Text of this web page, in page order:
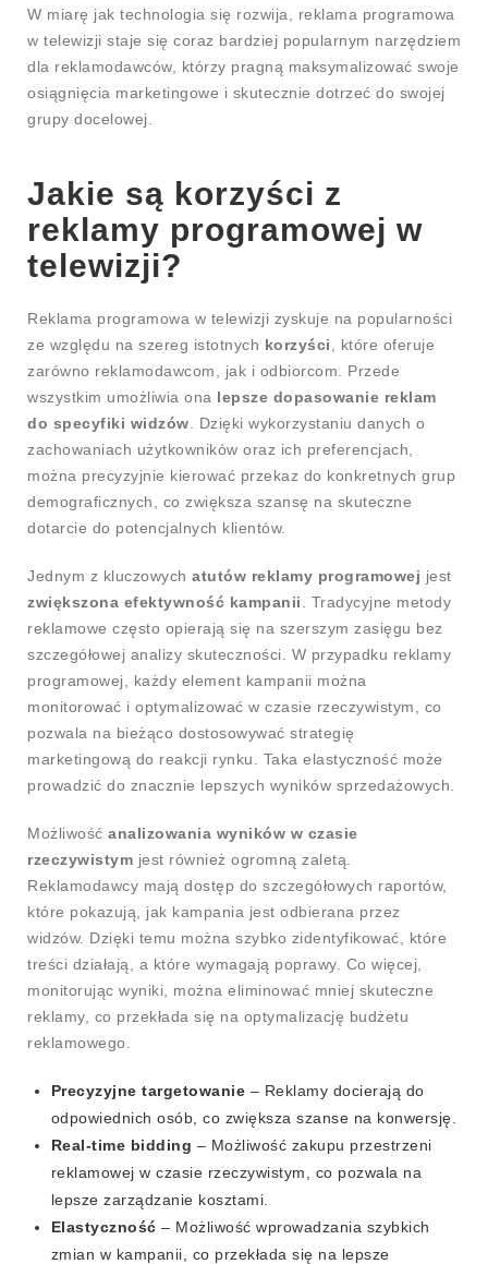
W miarę jak technologia się rozwija, reklama programowa
w telewizji staje się coraz bardziej popularnym narzędziem
dla reklamodawców, którzy pragną maksymalizować swoje
osiągnięcia marketingowe i skutecznie dotrzeć do swojej
grupy docelowej.
Jakie są korzyści z
reklamy programowej w
telewizji?
Reklama programowa w telewizji zyskuje na popularności
ze względu na szereg istotnych korzyści , które oferuje
zarówno reklamodawcom, jak i odbiorcom. Przede
wszystkim umożliwia ona lepsze dopasowanie reklam
do specyfiki widzów . Dzięki wykorzystaniu danych o
zachowaniach użytkowników oraz ich preferencjach,
można precyzyjnie kierować przekaz do konkretnych grup
demograficznych, co zwiększa szansę na skuteczne
dotarcie do potencjalnych klientów.
Jednym z kluczowych atutów reklamy programowej jest
zwiększona efektywność kampanii . Tradycyjne metody
reklamowe często opierają się na szerszym zasięgu bez
szczegółowej analizy skuteczności. W przypadku reklamy
programowej, każdy element kampanii można
monitorować i optymalizować w czasie rzeczywistym, co
pozwala na bieżąco dostosowywać strategię
marketingową do reakcji rynku. Taka elastyczność może
prowadzić do znacznie lepszych wyników sprzedażowych.
Możliwość analizowania wyników w czasie
rzeczywistym jest również ogromną zaletą.
Reklamodawcy mają dostęp do szczegółowych raportów,
które pokazują, jak kampania jest odbierana przez
widzów. Dzięki temu można szybko zidentyfikować, które
treści działają, a które wymagają poprawy. Co więcej,
monitorując wyniki, można eliminować mniej skuteczne
reklamy, co przekłada się na optymalizację budżetu
reklamowego.
Precyzyjne targetowanie – Reklamy docierają do
odpowiednich osób, co zwiększa szanse na konwersję.
Real-time bidding – Możliwość zakupu przestrzeni
reklamowej w czasie rzeczywistym, co pozwala na
lepsze zarządzanie kosztami.
Elastyczność – Możliwość wprowadzania szybkich
zmian w kampanii, co przekłada się na lepsze